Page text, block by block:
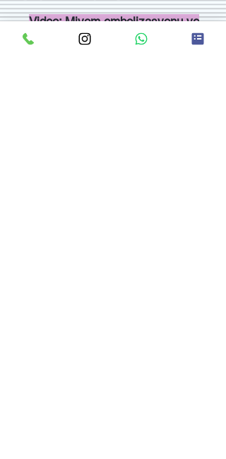
Video: Miyom embolizasyonu ve
miyomektomi, Prof Dr Saim Yılmaz